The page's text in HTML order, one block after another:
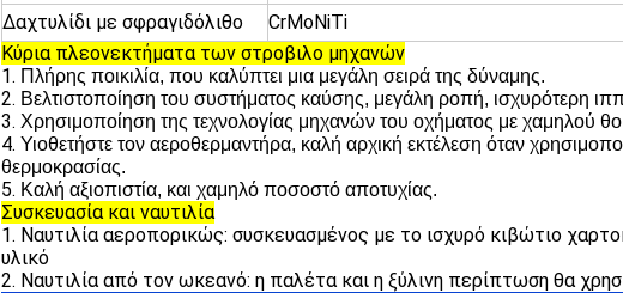
Δαχτυλίδι με σφραγιδόλιθο
CrMoNiTi
Κύρια πλεονεκτήματα των στροβιλο μηχανών
1. Πλήρης ποικιλία, που καλύπτει μια μεγάλη σειρά της δύναμης.
2. Βελτιστοποίηση του συστήματος καύσης, μεγάλη ροπή, ισχυρότερη
3. Χρησιμοποίηση της τεχνολογίας μηχανών του οχήματος με χαμηλού
4. Υιοθετήστε τον αεροθερμαντήρα, καλή αρχική εκτέλεση όταν
θερμοκρασίας.
5. Καλή αξιοπιστία, και χαμηλό ποσοστό αποτυχίας.
Συσκευασία και ναυτιλία
1. Ναυτιλία αεροπορικώς: συσκευασμένος με το ισχυρό κιβώτιο
υλικό
2. Ναυτιλία από τον ωκεανό: η παλέτα και η ξύλινη περίπτωση θα